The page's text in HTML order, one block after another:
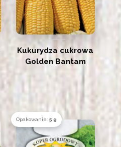
Kukurydza cukrowa
Golden Bantam
Opakowanie: 5 g